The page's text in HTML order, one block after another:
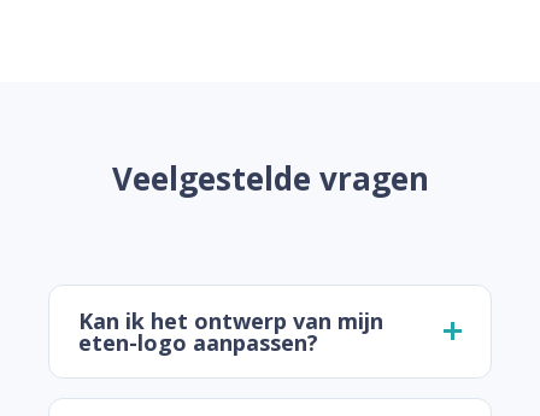
Veelgestelde vragen
Kan ik het ontwerp van mijn
eten-logo aanpassen?